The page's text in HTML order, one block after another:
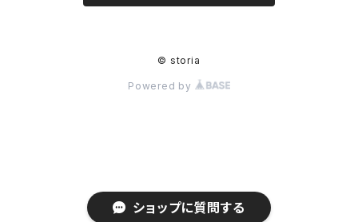
ショップに質問する
スモーキークォーツ（煙水晶）
アイリススモーキークォーツ（虹入り水晶）
ルチルクォーツ（針水晶）
癒やし・ヒーリング
© storia
Powered by